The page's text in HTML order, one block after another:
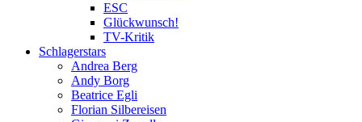
ESC
Glückwunsch!
TV-Kritik
Schlagerstars
Andrea Berg
Andy Borg
Beatrice Egli
Florian Silbereisen